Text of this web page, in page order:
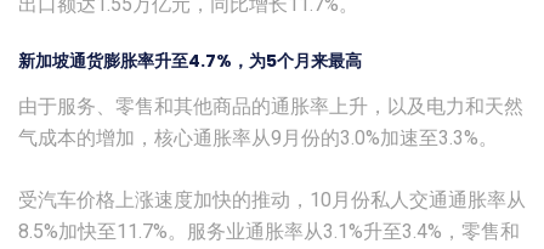
新加坡通货膨胀率升至4.7%，为5个月来最高
由于服务、零售和其他商品的通胀率上升，以及电力和天然
气成本的增加，核心通胀率从9月份的3.0%加速至3.3%。
受汽车价格上涨速度加快的推动，10月份私人交通通胀率从
8.5%加快至11.7%。服务业通胀率从3.1%升至3.4%，零售和